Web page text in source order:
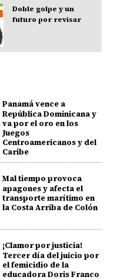
Doble golpe y un
futuro por revisar
Panamá vence a
República Dominicana y
va por el oro en los
Juegos
Centroamericanos y del
Caribe
Mal tiempo provoca
apagones y afecta el
transporte marítimo en
la Costa Arriba de Colón
¡Clamor por justicia!
Tercer día del juicio por
el femicidio de la
educadora Doris Franco